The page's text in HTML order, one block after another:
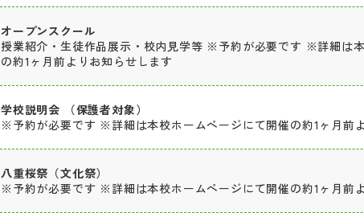
オープンスクール
授業紹介・生徒作品展示・校内見学等 ※予約が必要です ※詳細は
の約1ヶ月前よりお知らせします
学校説明会 （保護者対象）
※予約が必要です ※詳細は本校ホームページにて開催の約1ヶ月前
八重桜祭（文化祭）
※予約が必要です ※詳細は本校ホームページにて開催の約1ヶ月前